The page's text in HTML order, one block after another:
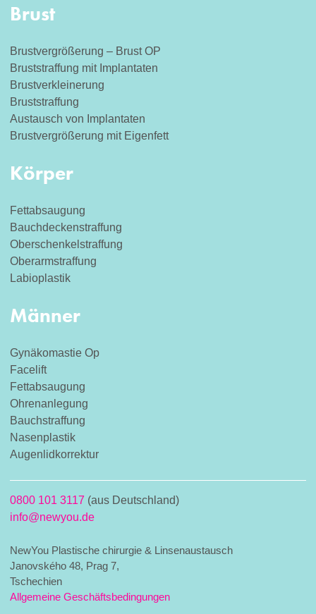
Brust
Brustvergrößerung – Brust OP
Bruststraffung mit Implantaten
Brustverkleinerung
Bruststraffung
Austausch von Implantaten
Brustvergrößerung mit Eigenfett
Körper
Fettabsaugung
Bauchdeckenstraffung
Oberschenkelstraffung
Oberarmstraffung
Labioplastik
Männer
Gynäkomastie Op
Facelift
Fettabsaugung
Ohrenanlegung
Bauchstraffung
Nasenplastik
Augenlidkorrektur
0800 101 3117 (aus Deutschland)
info@newyou.de
NewYou Plastische chirurgie & Linsenaustausch
Janovského 48, Prag 7,
Tschechien
Allgemeine Geschäftsbedingungen